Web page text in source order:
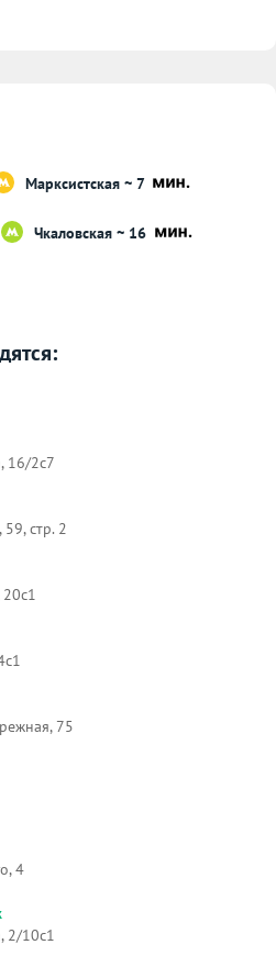
Марксистская ~ 7
Чкаловская ~ 16
16/2с7
стр. 2
75
4
2/10с1